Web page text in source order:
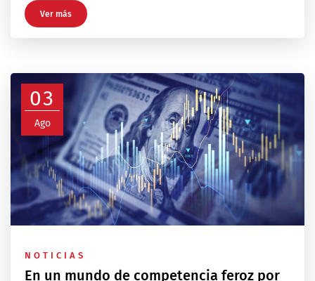
Ver más
03
Ago
NOTICIAS
En un mundo de competencia feroz por